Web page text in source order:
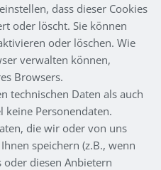
dass dieser Cookies
oder löscht. Sie können
oder löschen. Wie
verwalten können,
Browsers.
technischen Daten als auch
keine Personendaten.
die wir oder von uns
speichern (z.B., wenn
diesen Anbietern